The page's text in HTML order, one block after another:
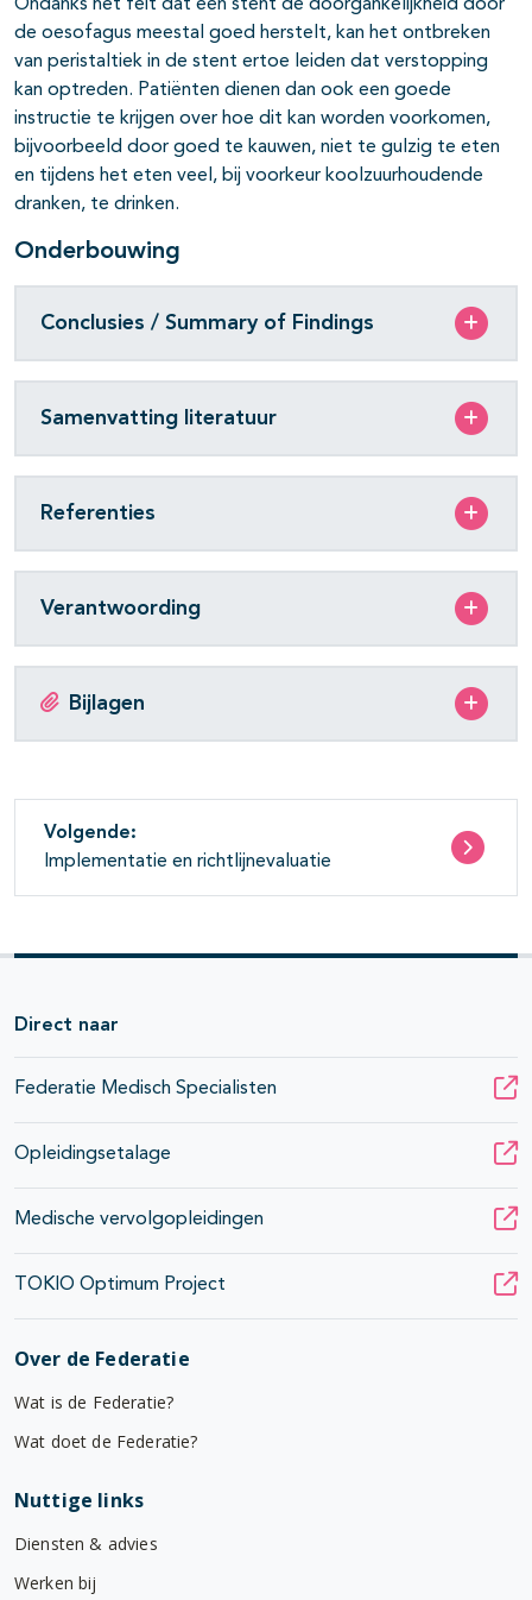
Ondanks het feit dat een stent de doorgankelijkheid door
de oesofagus meestal goed herstelt, kan het ontbreken
van peristaltiek in de stent ertoe leiden dat verstopping
kan optreden. Patiënten dienen dan ook een goede
instructie te krijgen over hoe dit kan worden voorkomen,
bijvoorbeeld door goed te kauwen, niet te gulzig te eten
en tijdens het eten veel, bij voorkeur koolzuurhoudende
dranken, te drinken.
Onderbouwing
Conclusies / Summary of Findings
Samenvatting literatuur
Referenties
Verantwoording
Bijlagen
Volgende:
Implementatie en richtlijnevaluatie
Direct naar
Federatie Medisch Specialisten
Opleidingsetalage
Medische vervolgopleidingen
TOKIO Optimum Project
Over de Federatie
Wat is de Federatie?
Wat doet de Federatie?
Nuttige links
Diensten & advies
Werken bij